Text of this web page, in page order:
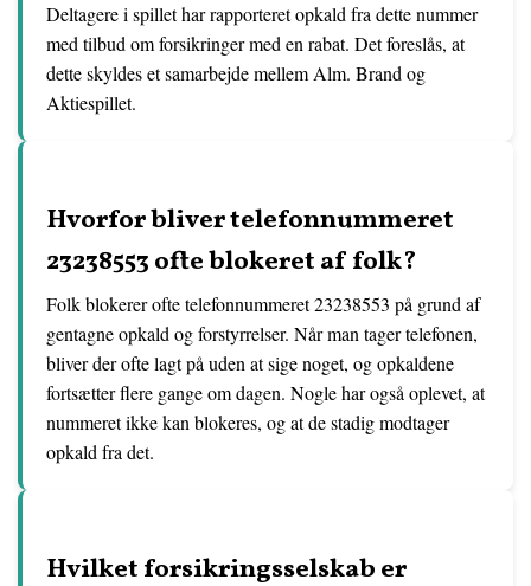
Deltagere i spillet har rapporteret opkald fra dette nummer
med tilbud om forsikringer med en rabat. Det foreslås, at
dette skyldes et samarbejde mellem Alm. Brand og
Aktiespillet.
Hvorfor bliver telefonnummeret
23238553 ofte blokeret af folk?
Folk blokerer ofte telefonnummeret 23238553 på grund af
gentagne opkald og forstyrrelser. Når man tager telefonen,
bliver der ofte lagt på uden at sige noget, og opkaldene
fortsætter flere gange om dagen. Nogle har også oplevet, at
nummeret ikke kan blokeres, og at de stadig modtager
opkald fra det.
Hvilket forsikringsselskab er